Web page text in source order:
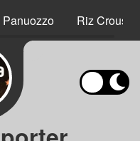
Panuozzo Riz Crousty